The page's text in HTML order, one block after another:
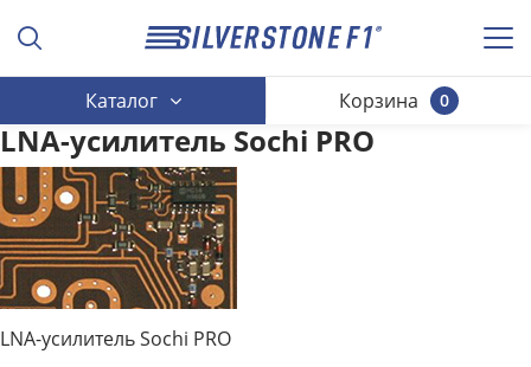
Каталог 0
Корзина
LNA-усилитель Sochi PRO
LNA-усилитель Sochi PRO